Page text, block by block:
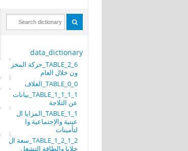
data_dictionary
TABLE_2_6_حركة المخز
ون خلال العام
TABLE_0_0_الغلاف
TABLE_1_1_1_1_بيانات
عن الثلاجة
TABLE_1_1_المزايا ال
عينية والإجتماعية وا
لتأمينات
TABLE_1_2_1_2_سعة ال
خلايا والطاقة التشغل